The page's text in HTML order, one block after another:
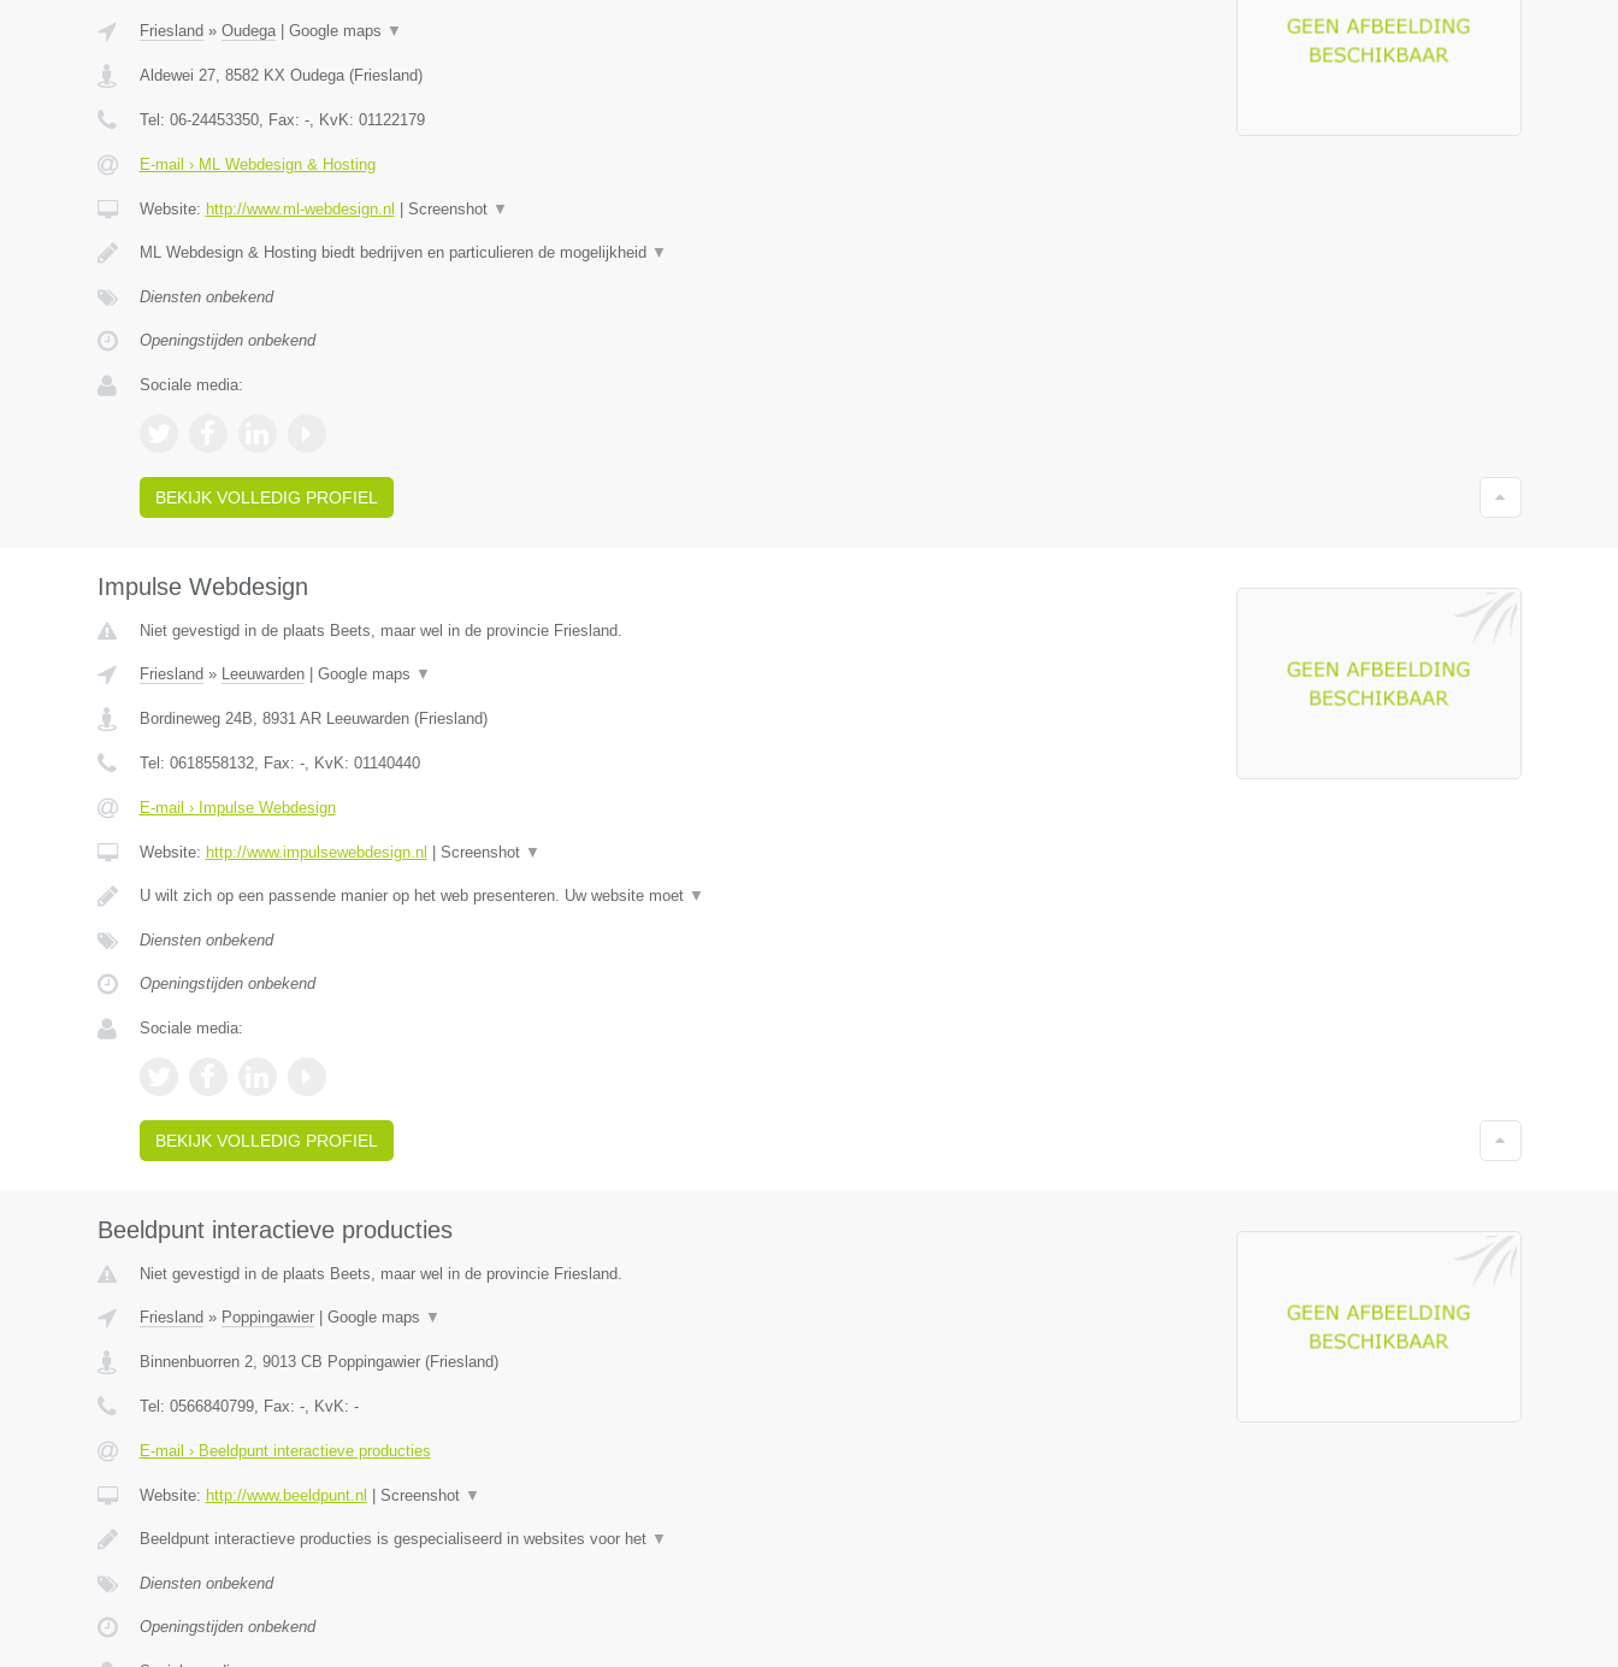
Friesland » Oudega| Google maps ▼
Aldewei 27, 8582 KX Oudega(Friesland)
Tel: 06-24453350, Fax: -, KvK: 01122179
E-mail › ML Webdesign & Hosting
Website: http://www.ml-webdesign.nl Screenshot ▼
ML Webdesign & Hosting biedt bedrijven en particulieren de mogelijkheid ▼
Diensten onbekend
Openingstijden onbekend
Sociale media:
BEKIJK VOLLEDIG PROFIEL
Impulse Webdesign
Niet gevestigd in de plaats Beets, maar wel in de provincie Friesland.
Friesland » Leeuwarden| Google maps ▼
Bordineweg 24B, 8931 AR Leeuwarden(Friesland)
Tel: 0618558132, Fax: -, KvK: 01140440
E-mail › Impulse Webdesign
Website: http://www.impulsewebdesign.nl Screenshot ▼
U wilt zich op een passende manier op het web presenteren. Uw website moet ▼
Diensten onbekend
Openingstijden onbekend
Sociale media:
BEKIJK VOLLEDIG PROFIEL
Beeldpunt interactieve producties
Niet gevestigd in de plaats Beets, maar wel in de provincie Friesland.
Friesland » Poppingawier| Google maps ▼
Binnenbuorren 2, 9013 CB Poppingawier(Friesland)
Tel: 0566840799, Fax: -, KvK: -
E-mail › Beeldpunt interactieve producties
Website: http://www.beeldpunt.nl Screenshot ▼
Beeldpunt interactieve producties is gespecialiseerd in websites voor het ▼
Diensten onbekend
Openingstijden onbekend